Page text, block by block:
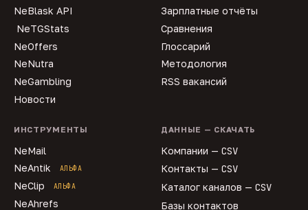
NeBlask API
NeTGStats
NeOffers
NeNutra
NeGambling
Новости
Зарплатные отчёты
Сравнения
Глоссарий
Методология
RSS вакансий
ИНСТРУМЕНТЫ
NeMail
NeAntik
АЛЬФА
NeClip АЛЬФА
NeAhrefs
ДАННЫЕ — СКАЧАТЬ
Компании — CSV
Контакты — CSV
Каталог каналов — CSV
Базы контактов